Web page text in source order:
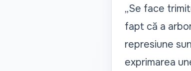
„Se face
fapt că a
represiune
exprimarea